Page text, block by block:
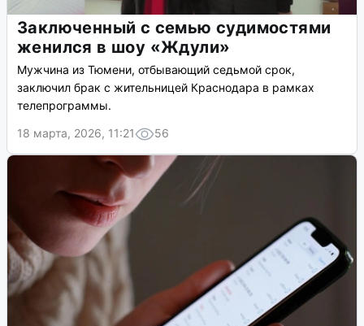
Заключенный с семью судимостями
женился в шоу «Ждули»
Мужчина из Тюмени, отбывающий седьмой срок,
заключил брак с жительницей Краснодара в рамках
телепрограммы.
18 марта, 2026, 11:21
56